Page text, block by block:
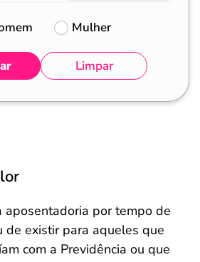
Mulher
Limpar
aposentadoria por tempo de
de existir para aqueles que
com a Previdência ou que